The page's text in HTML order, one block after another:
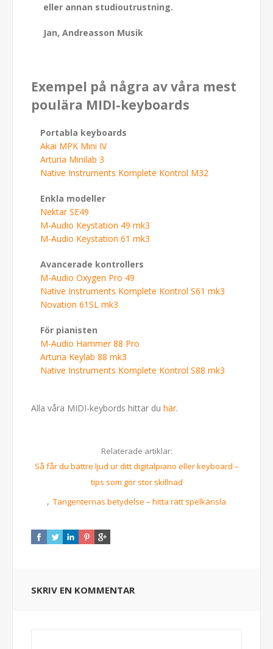
eller annan studioutrustning.
Jan, Andreasson Musik
Exempel på några av våra mest
poulära MIDI-keyboards
Portabla keyboards
Akai MPK Mini IV
Arturia Minilab 3
Native Instruments Komplete Kontrol M32
Enkla modeller
Nektar SE49
M-Audio Keystation 49 mk3
M-Audio Keystation 61 mk3
Avancerade kontrollers
M-Audio Oxygen Pro 49
Native Instruments Komplete Kontrol S61 mk3
Novation 61SL mk3
För pianisten
M-Audio Hammer 88 Pro
Arturia Keylab 88 mk3
Native Instruments Komplete Kontrol S88 mk3
Alla våra MIDI-keybords hittar du här.
Relaterade artiklar:
Så får du bättre ljud ur ditt digitalpiano eller keyboard –
tips som gör stor skillnad
, Tangenternas betydelse – hitta rätt spelkänsla
SKRIV EN KOMMENTAR